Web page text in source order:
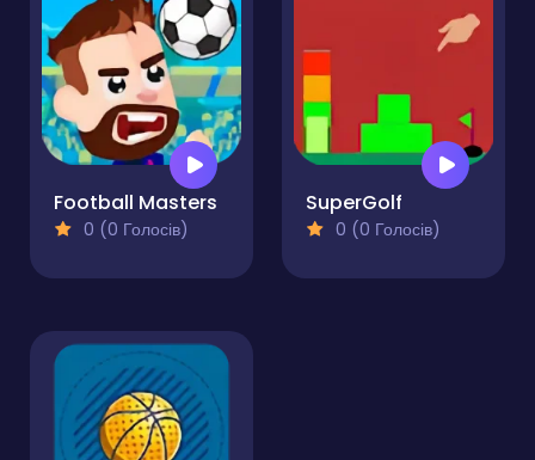
Football Masters
0 (0 Голосів)
SuperGolf
0 (0 Голосів)